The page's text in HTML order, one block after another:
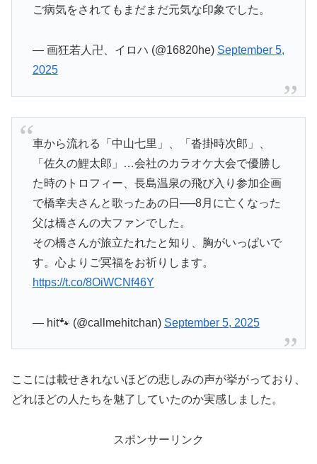
ご病気をされてもまだまだ元気な印象でした。
— 画狂若人卍、イロハ (@16820he) September 5,
2025
車から流れる「中山七里」、「沓掛時次郎」、
「佐久の鯉太郎」…会社のカラオケ大会で優勝し
た時のトロフィー、長島温泉の飛び入り参加企画
で橋幸夫さんと歌ったあの日──8月に亡くなった
父は橋さんの大ファンでした。
その橋さんが旅立たれたと知り、胸がいっぱいで
す。心よりご冥福をお祈りします。
https://t.co/8OiWCNf46Y
— hit🐾 (@callmehitchan) September 5, 2025
ここには載せきれないほどの悲しみの声が挙がっており、
どれほどの人たちを魅了していたのか実感しました。
スポンサーリンク